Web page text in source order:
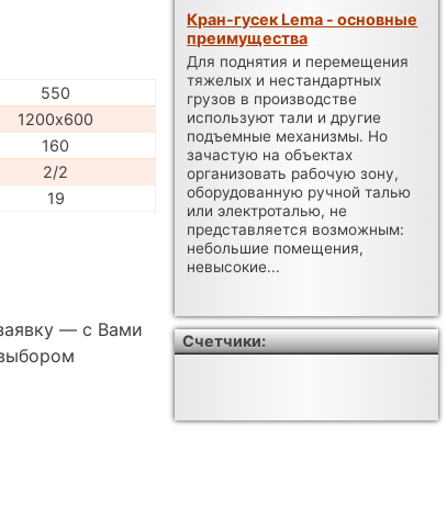
550
1200х600
160
2/2
19
— с Вами
Кран-гусек Lema - основные
преимущества
Для поднятия и перемещения
тяжелых и нестандартных
грузов в производстве
используют тали и другие
подъемные механизмы. Но
зачастую на объектах
организовать рабочую зону,
оборудованную ручной талью
или электроталью, не
представляется возможным:
небольшие помещения,
невысокие...
Счетчики: